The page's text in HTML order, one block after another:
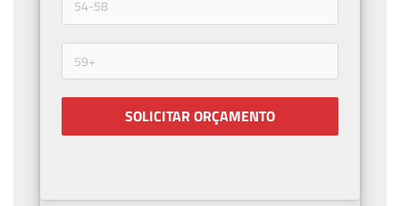
SOLICITAR ORÇAMENTO